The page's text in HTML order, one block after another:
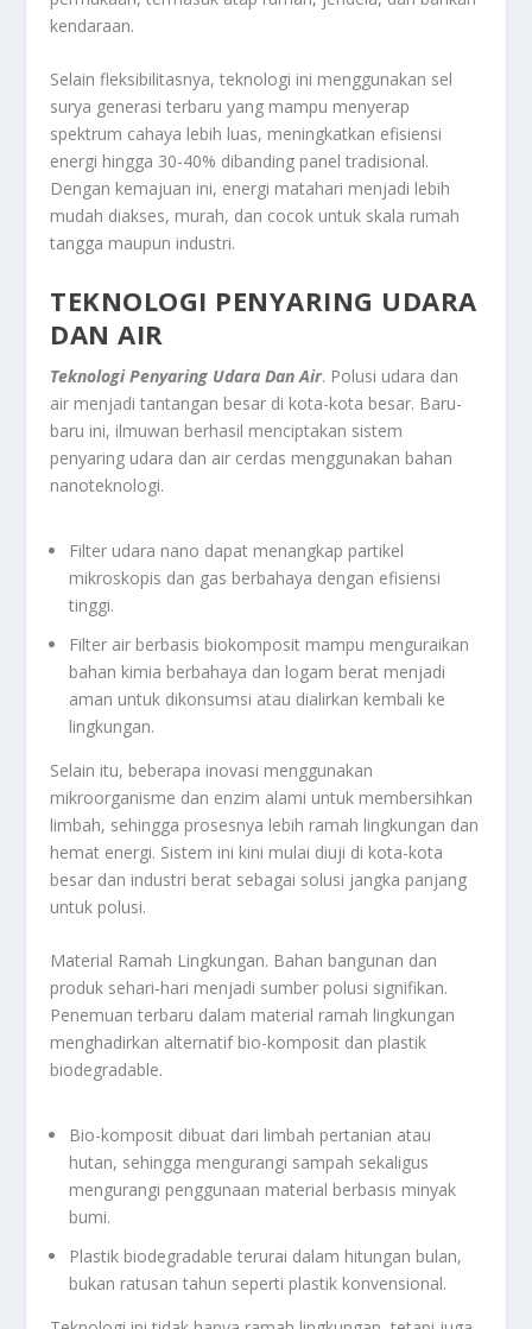
kendaraan.
Selain fleksibilitasnya, teknologi ini menggunakan sel
surya generasi terbaru yang mampu menyerap
spektrum cahaya lebih luas, meningkatkan efisiensi
energi hingga 30-40% dibanding panel tradisional.
Dengan kemajuan ini, energi matahari menjadi lebih
mudah diakses, murah, dan cocok untuk skala rumah
tangga maupun industri.
TEKNOLOGI PENYARING UDARA
DAN AIR
Teknologi Penyaring Udara Dan Air. Polusi udara dan
air menjadi tantangan besar di kota-kota besar. Baru-
baru ini, ilmuwan berhasil menciptakan sistem
penyaring udara dan air cerdas menggunakan bahan
nanoteknologi.
Filter udara nano dapat menangkap partikel
mikroskopis dan gas berbahaya dengan efisiensi
tinggi.
Filter air berbasis biokomposit mampu menguraikan
bahan kimia berbahaya dan logam berat menjadi
aman untuk dikonsumsi atau dialirkan kembali ke
lingkungan.
Selain itu, beberapa inovasi menggunakan
mikroorganisme dan enzim alami untuk membersihkan
limbah, sehingga prosesnya lebih ramah lingkungan dan
hemat energi. Sistem ini kini mulai diuji di kota-kota
besar dan industri berat sebagai solusi jangka panjang
untuk polusi.
Material Ramah Lingkungan. Bahan bangunan dan
produk sehari-hari menjadi sumber polusi signifikan.
Penemuan terbaru dalam material ramah lingkungan
menghadirkan alternatif bio-komposit dan plastik
biodegradable.
Bio-komposit dibuat dari limbah pertanian atau
hutan, sehingga mengurangi sampah sekaligus
mengurangi penggunaan material berbasis minyak
bumi.
Plastik biodegradable terurai dalam hitungan bulan,
bukan ratusan tahun seperti plastik konvensional.